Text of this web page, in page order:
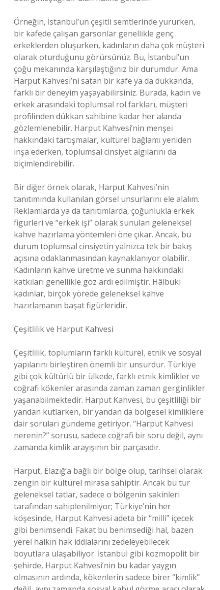
Örneğin, İstanbul’un çeşitli semtlerinde yürürken,
bir kafede çalışan garsonlar genellikle genç
erkeklerden oluşurken, kadınların daha çok müşteri
olarak oturduğunu görürsünüz. Bu, İstanbul’un
çoğu mekanında karşılaştığınız bir durumdur. Ama
Harput Kahvesi’ni satan bir kafe ya da dükkanda,
farklı bir deneyim yaşayabilirsiniz. Burada, kadın ve
erkek arasındaki toplumsal rol farkları, müşteri
profilinden dükkan sahibine kadar her alanda
gözlemlenebilir. Harput Kahvesi’nin menşei
hakkındaki tartışmalar, kültürel bağlamı yeniden
inşa ederken, toplumsal cinsiyet algılarını da
biçimlendirebilir.
Bir diğer örnek olarak, Harput Kahvesi’nin
tanıtımında kullanılan görsel unsurlarını ele alalım.
Reklamlarda ya da tanıtımlarda, çoğunlukla erkek
figürleri ve “erkek işi” olarak sunulan geleneksel
kahve hazırlama yöntemleri öne çıkar. Ancak, bu
durum toplumsal cinsiyetin yalnızca tek bir bakış
açısına odaklanmasından kaynaklanıyor olabilir.
Kadınların kahve üretme ve sunma hakkındaki
katkıları genellikle göz ardı edilmiştir. Hâlbuki
kadınlar, birçok yörede geleneksel kahve
hazırlamanın başat figürleridir.
Çeşitlilik ve Harput Kahvesi
Çeşitlilik, toplumların farklı kültürel, etnik ve sosyal
yapılarını birleştiren önemli bir unsurdur. Türkiye
gibi çok kültürlü bir ülkede, farklı etnik kimlikler ve
coğrafi kökenler arasında zaman zaman gerginlikler
yaşanabilmektedir. Harput Kahvesi, bu çeşitliliği bir
yandan kutlarken, bir yandan da bölgesel kimliklere
dair soruları gündeme getiriyor. “Harput Kahvesi
nerenin?” sorusu, sadece coğrafi bir soru değil, aynı
zamanda kimlik arayışının bir parçasıdır.
Harput, Elazığ’a bağlı bir bölge olup, tarihsel olarak
zengin bir kültürel mirasa sahiptir. Ancak bu tür
geleneksel tatlar, sadece o bölgenin sakinleri
tarafından sahiplenilmiyor; Türkiye’nin her
köşesinde, Harput Kahvesi adeta bir “milli” içecek
gibi benimsendi. Fakat bu benimsediği hal, bazen
yerel halkın hak iddialarını zedeleyebilecek
boyutlara ulaşabiliyor. İstanbul gibi kozmopolit bir
şehirde, Harput Kahvesi’nin bu kadar yaygın
olmasının ardında, kökenlerin sadece birer “kimlik”